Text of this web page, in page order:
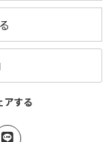
アする